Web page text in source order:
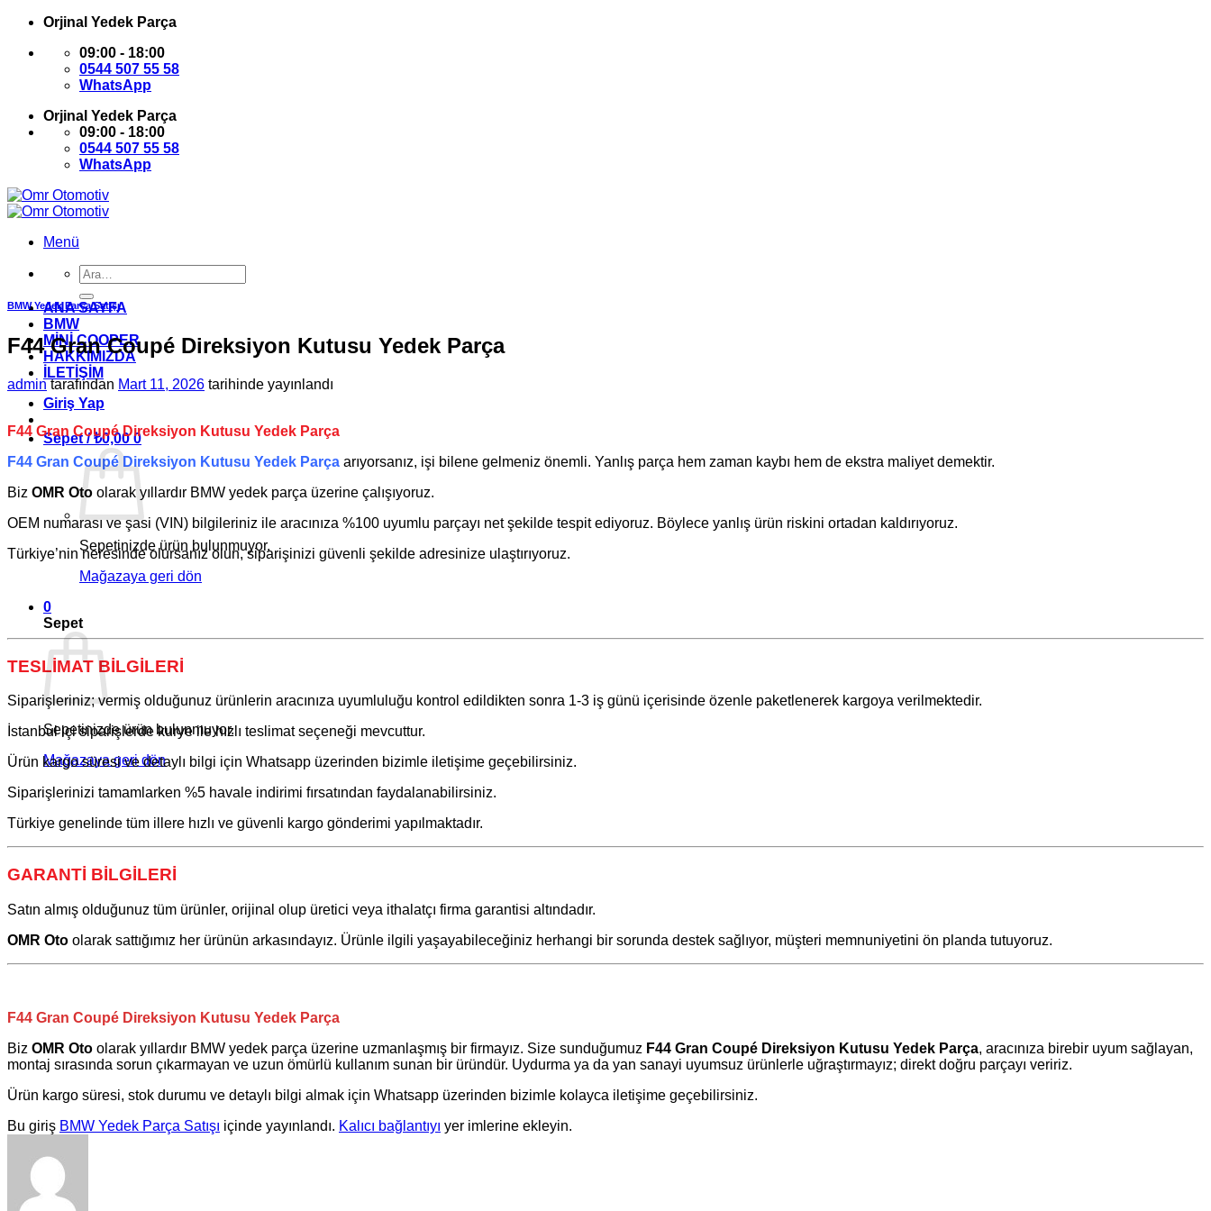
İçeriğeOrjinal Yedek Parça
09:00 - 18:00
0544 507 55 58
WhatsApp
Orjinal Yedek Parça
09:00 - 18:00
0544 507 55 58
WhatsApp
Menü
Ara:
ANA SAYFA
BMW
MİNİ COOPER
HAKKIMIZDA
İLETİŞİM
Giriş Yap
Sepet /₺0,00 0
Sepetinizde ürün bulunmuyor.
Mağazaya geri dön
0
Sepet
Sepetinizde ürün bulunmuyor.
Mağazaya geri dön
BMW Yedek Parça Satışı
F44 Gran Coupé Direksiyon Kutusu Yedek Parça
admintarafından Mart 11, 2026 tarihinde yayınlandı
F44 Gran Coupé Direksiyon Kutusu Yedek Parça
F44 Gran Coupé Direksiyon Kutusu Yedek Parça arıyorsanız, işi bilene gelmeniz önemli. Yanlış parça hem zaman kaybı hem de ekstra maliyet demektir.
Biz OMR Oto olarak yıllardır BMW yedek parça üzerine çalışıyoruz.
OEM numarası ve şasi (VIN) bilgileriniz ile aracınıza %100 uyumlu parçayı net şekilde tespit ediyoruz. Böylece yanlış ürün riskini ortadan kaldırıyoruz.
Türkiye’nin neresinde olursanız olun, siparişinizi güvenli şekilde adresinize ulaştırıyoruz.
TESLİMAT BİLGİLERİ
Siparişleriniz; vermiş olduğunuz ürünlerin aracınıza uyumluluğu kontrol edildikten sonra 1-3 iş günü içerisinde özenle paketlenerek kargoya verilmektedir.
İstanbul içi siparişlerde kurye ile hızlı teslimat seçeneği mevcuttur.
Ürün kargo süresi ve detaylı bilgi için Whatsapp üzerinden bizimle iletişime geçebilirsiniz.
Siparişlerinizi tamamlarken %5 havale indirimi fırsatından faydalanabilirsiniz.
Türkiye genelinde tüm illere hızlı ve güvenli kargo gönderimi yapılmaktadır.
GARANTİ BİLGİLERİ
Satın almış olduğunuz tüm ürünler, orijinal olup üretici veya ithalatçı firma garantisi altındadır.
OMR Oto olarak sattığımız her ürünün arkasındayız. Ürünle ilgili yaşayabileceğiniz herhangi bir sorunda destek sağlıyor, müşteri memnuniyetini ön planda tutuyoruz.
F44 Gran Coupé Direksiyon Kutusu Yedek Parça
Biz OMR Oto olarak yıllardır BMW yedek parça üzerine uzmanlaşmış bir firmayız. Size sunduğumuz F44 Gran Coupé Direksiyon Kutusu Yedek Parça, aracınıza birebir uyum sağlayan,
montaj sırasında sorun çıkarmayan ve uzun ömürlü kullanım sunan bir üründür. Uydurma ya da yan sanayi uyumsuz ürünlerle uğraştırmayız; direkt doğru parçayı veririz.
Ürün kargo süresi, stok durumu ve detaylı bilgi almak için Whatsapp üzerinden bizimle kolayca iletişime geçebilirsiniz.
Bu giriş BMW Yedek Parça Satışı içinde yayınlandı. Kalıcı bağlantıyı yer imlerine ekleyin.